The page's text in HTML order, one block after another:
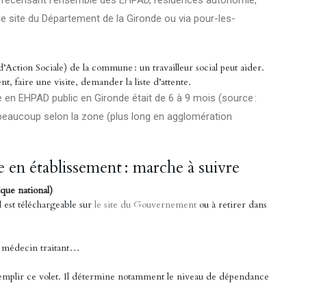
site du Département de la Gironde ou via pour-les-
Sociale) de la commune : un travailleur social peut aider.
faire une visite, demander la liste d’attente.
EHPAD public en Gironde était de 6 à 9 mois (source :
selon la zone (plus long en agglomération
établissement : marche à suivre
national)
téléchargeable sur le site du Gouvernement ou à retirer dans
médecin traitant…
ce volet. Il détermine notamment le niveau de dépendance